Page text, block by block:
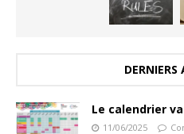
DERNIERS
Le calendrier
11/06/2025